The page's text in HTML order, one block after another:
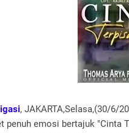
, JAKARTA,Selasa,(30/6/
penuh emosi bertajuk "Cinta